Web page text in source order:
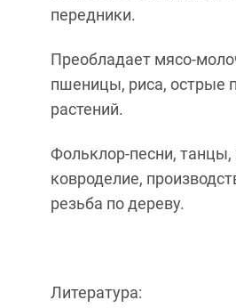
передники.
Преобладает мясо-
пшеницы, риса, острые
растений.
Фольклор-песни, танцы,
ковроделие,
резьба по дереву.
Литература: